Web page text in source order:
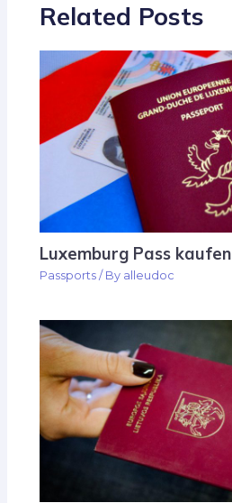
Related Posts
Luxemburg Pass kaufen
Passports / By alleudoc